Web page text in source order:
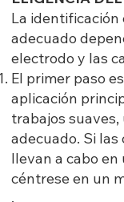
La
adecuado
electrodo y las
El primer paso
aplicación
trabajos
adecuado. Si
llevan a cabo
céntrese en un
.